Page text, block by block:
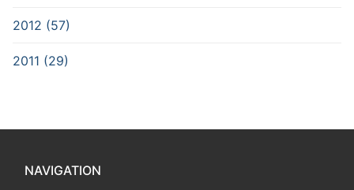
2012 (57)
2011 (29)
NAVIGATION